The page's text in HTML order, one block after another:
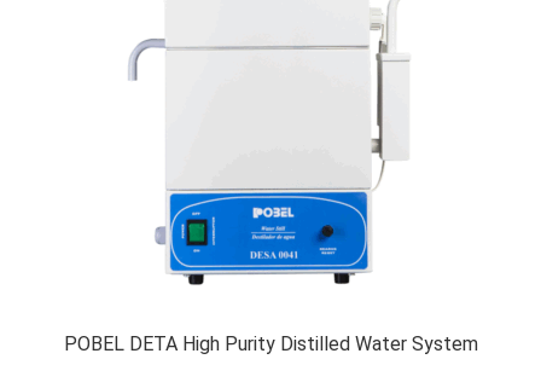
POBEL DETA High Purity Distilled Water System